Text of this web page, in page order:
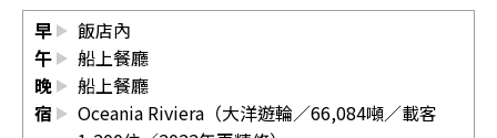
早
飯店內
午
船上餐廳
晚
船上餐廳
宿
Oceania Riviera（大洋遊輪／66,084噸／載客